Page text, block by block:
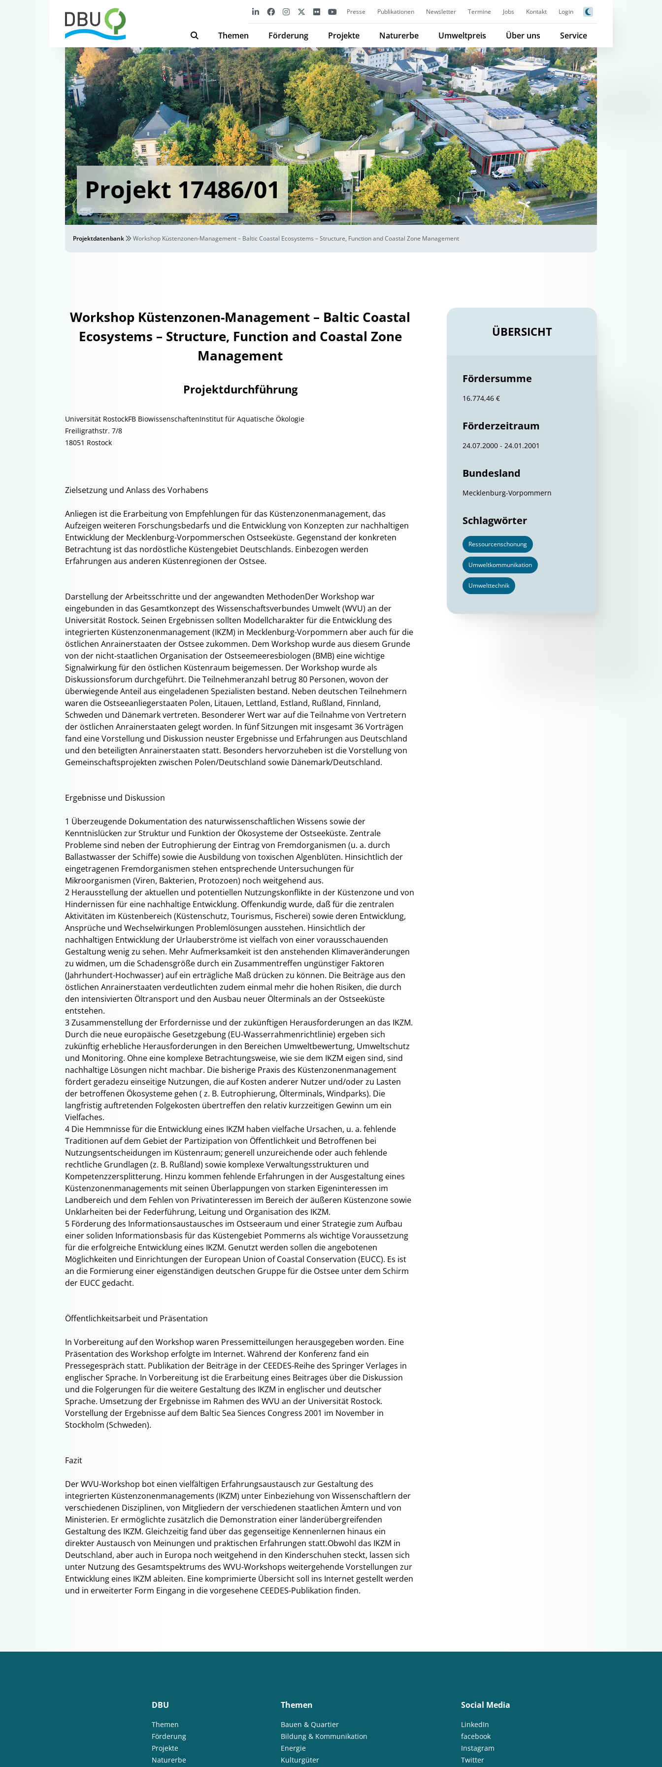
Presse Publikationen Newsletter Termine Jobs Kontakt Login
Themen Förderung Projekte Naturerbe Umweltpreis Über uns Service
Projekt 17486/01
Projektdatenbank Workshop Küstenzonen-Management – Baltic Coastal Ecosystems – Structure, Function and Coastal Zone Management
Workshop Küstenzonen-Management – Baltic Coastal
Ecosystems – Structure, Function and Coastal Zone
Management
Projektdurchführung
Universität RostockFB BiowissenschaftenInstitut für Aquatische Ökologie
Freiligrathstr. 7/8
18051 Rostock
Zielsetzung und Anlass des Vorhabens
Anliegen ist die Erarbeitung von Empfehlungen für das Küstenzonenmanagement, das
Aufzeigen weiteren Forschungsbedarfs und die Entwicklung von Konzepten zur nachhaltigen
Entwicklung der Mecklenburg-Vorpommerschen Ostseeküste. Gegenstand der konkreten
Betrachtung ist das nordöstliche Küstengebiet Deutschlands. Einbezogen werden
Erfahrungen aus anderen Küstenregionen der Ostsee.
Darstellung der Arbeitsschritte und der angewandten MethodenDer Workshop war
eingebunden in das Gesamtkonzept des Wissenschaftsverbundes Umwelt (WVU) an der
Universität Rostock. Seinen Ergebnissen sollten Modellcharakter für die Entwicklung des
integrierten Küstenzonenmanagement (IKZM) in Mecklenburg-Vorpommern aber auch für die
östlichen Anrainerstaaten der Ostsee zukommen. Dem Workshop wurde aus diesem Grunde
von der nicht-staatlichen Organisation der Ostseemeeresbiologen (BMB) eine wichtige
Signalwirkung für den östlichen Küstenraum beigemessen. Der Workshop wurde als
Diskussionsforum durchgeführt. Die Teilnehmeranzahl betrug 80 Personen, wovon der
überwiegende Anteil aus eingeladenen Spezialisten bestand. Neben deutschen Teilnehmern
waren die Ostseeanliegerstaaten Polen, Litauen, Lettland, Estland, Rußland, Finnland,
Schweden und Dänemark vertreten. Besonderer Wert war auf die Teilnahme von Vertretern
der östlichen Anrainerstaaten gelegt worden. In fünf Sitzungen mit insgesamt 36 Vorträgen
fand eine Vorstellung und Diskussion neuster Ergebnisse und Erfahrungen aus Deutschland
und den beteiligten Anrainerstaaten statt. Besonders hervorzuheben ist die Vorstellung von
Gemeinschaftsprojekten zwischen Polen/Deutschland sowie Dänemark/Deutschland.
Ergebnisse und Diskussion
1 Überzeugende Dokumentation des naturwissenschaftlichen Wissens sowie der
Kenntnislücken zur Struktur und Funktion der Ökosysteme der Ostseeküste. Zentrale
Probleme sind neben der Eutrophierung der Eintrag von Fremdorganismen (u. a. durch
Ballastwasser der Schiffe) sowie die Ausbildung von toxischen Algenblüten. Hinsichtlich der
eingetragenen Fremdorganismen stehen entsprechende Untersuchungen für
Mikroorganismen (Viren, Bakterien, Protozoen) noch weitgehend aus.
2 Herausstellung der aktuellen und potentiellen Nutzungskonflikte in der Küstenzone und von
Hindernissen für eine nachhaltige Entwicklung. Offenkundig wurde, daß für die zentralen
Aktivitäten im Küstenbereich (Küstenschutz, Tourismus, Fischerei) sowie deren Entwicklung,
Ansprüche und Wechselwirkungen Problemlösungen ausstehen. Hinsichtlich der
nachhaltigen Entwicklung der Urlauberströme ist vielfach von einer vorausschauenden
Gestaltung wenig zu sehen. Mehr Aufmerksamkeit ist den anstehenden Klimaveränderungen
zu widmen, um die Schadensgröße durch ein Zusammentreffen ungünstiger Faktoren
(Jahrhundert-Hochwasser) auf ein erträgliche Maß drücken zu können. Die Beiträge aus den
östlichen Anrainerstaaten verdeutlichten zudem einmal mehr die hohen Risiken, die durch
den intensivierten Öltransport und den Ausbau neuer Ölterminals an der Ostseeküste
entstehen.
3 Zusammenstellung der Erfordernisse und der zukünftigen Herausforderungen an das IKZM.
Durch die neue europäische Gesetzgebung (EU-Wasserrahmenrichtlinie) ergeben sich
zukünftig erhebliche Herausforderungen in den Bereichen Umweltbewertung, Umweltschutz
und Monitoring. Ohne eine komplexe Betrachtungsweise, wie sie dem IKZM eigen sind, sind
nachhaltige Lösungen nicht machbar. Die bisherige Praxis des Küstenzonenmanagement
fördert geradezu einseitige Nutzungen, die auf Kosten anderer Nutzer und/oder zu Lasten
der betroffenen Ökosysteme gehen ( z. B. Eutrophierung, Ölterminals, Windparks). Die
langfristig auftretenden Folgekosten übertreffen den relativ kurzzeitigen Gewinn um ein
Vielfaches.
4 Die Hemmnisse für die Entwicklung eines IKZM haben vielfache Ursachen, u. a. fehlende
Traditionen auf dem Gebiet der Partizipation von Öffentlichkeit und Betroffenen bei
Nutzungsentscheidungen im Küstenraum; generell unzureichende oder auch fehlende
rechtliche Grundlagen (z. B. Rußland) sowie komplexe Verwaltungsstrukturen und
Kompetenzzersplitterung. Hinzu kommen fehlende Erfahrungen in der Ausgestaltung eines
Küstenzonenmanagements mit seinen Überlappungen von starken Eigeninteressen im
Landbereich und dem Fehlen von Privatinteressen im Bereich der äußeren Küstenzone sowie
Unklarheiten bei der Federführung, Leitung und Organisation des IKZM.
5 Förderung des Informationsaustausches im Ostseeraum und einer Strategie zum Aufbau
einer soliden Informationsbasis für das Küstengebiet Pommerns als wichtige Voraussetzung
für die erfolgreiche Entwicklung eines IKZM. Genutzt werden sollen die angebotenen
Möglichkeiten und Einrichtungen der European Union of Coastal Conservation (EUCC). Es ist
an die Formierung einer eigenständigen deutschen Gruppe für die Ostsee unter dem Schirm
der EUCC gedacht.
Öffentlichkeitsarbeit und Präsentation
In Vorbereitung auf den Workshop waren Pressemitteilungen herausgegeben worden. Eine
Präsentation des Workshop erfolgte im Internet. Während der Konferenz fand ein
Pressegespräch statt. Publikation der Beiträge in der CEEDES-Reihe des Springer Verlages in
englischer Sprache. In Vorbereitung ist die Erarbeitung eines Beitrages über die Diskussion
und die Folgerungen für die weitere Gestaltung des IKZM in englischer und deutscher
Sprache. Umsetzung der Ergebnisse im Rahmen des WVU an der Universität Rostock.
Vorstellung der Ergebnisse auf dem Baltic Sea Siences Congress 2001 im November in
Stockholm (Schweden).
Fazit
Der WVU-Workshop bot einen vielfältigen Erfahrungsaustausch zur Gestaltung des
integrierten Küstenzonenmanagements (IKZM) unter Einbeziehung von Wissenschaftlern der
verschiedenen Disziplinen, von Mitgliedern der verschiedenen staatlichen Ämtern und von
Ministerien. Er ermöglichte zusätzlich die Demonstration einer länderübergreifenden
Gestaltung des IKZM. Gleichzeitig fand über das gegenseitige Kennenlernen hinaus ein
direkter Austausch von Meinungen und praktischen Erfahrungen statt.Obwohl das IKZM in
Deutschland, aber auch in Europa noch weitgehend in den Kinderschuhen steckt, lassen sich
unter Nutzung des Gesamtspektrums des WVU-Workshops weitergehende Vorstellungen zur
Entwicklung eines IKZM ableiten. Eine komprimierte Übersicht soll ins Internet gestellt werden
und in erweiterter Form Eingang in die vorgesehene CEEDES-Publikation finden.
ÜBERSICHT
Fördersumme
16.774,46 €
Förderzeitraum
24.07.2000 - 24.01.2001
Bundesland
Mecklenburg-Vorpommern
Schlagwörter
Ressourcenschonung
Umweltkommunikation
Umwelttechnik
DBU
Themen
Förderung
Projekte
Naturerbe
Themen
Bauen & Quartier
Bildung & Kommunikation
Energie
Kulturgüter
Social Media
LinkedIn
facebook
Instagram
Twitter